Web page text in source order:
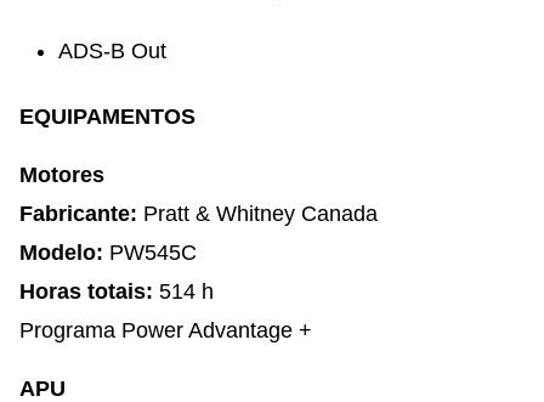
ADS-B Out
EQUIPAMENTOS
Motores
Fabricante: Pratt & Whitney Canada
Modelo: PW545C
Horas totais: 514 h
Programa Power Advantage +
APU